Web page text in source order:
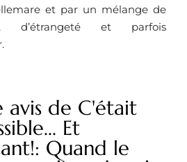
et par un mélange de
d’étrangeté et parfois
avis de C'était
Et
Quand le